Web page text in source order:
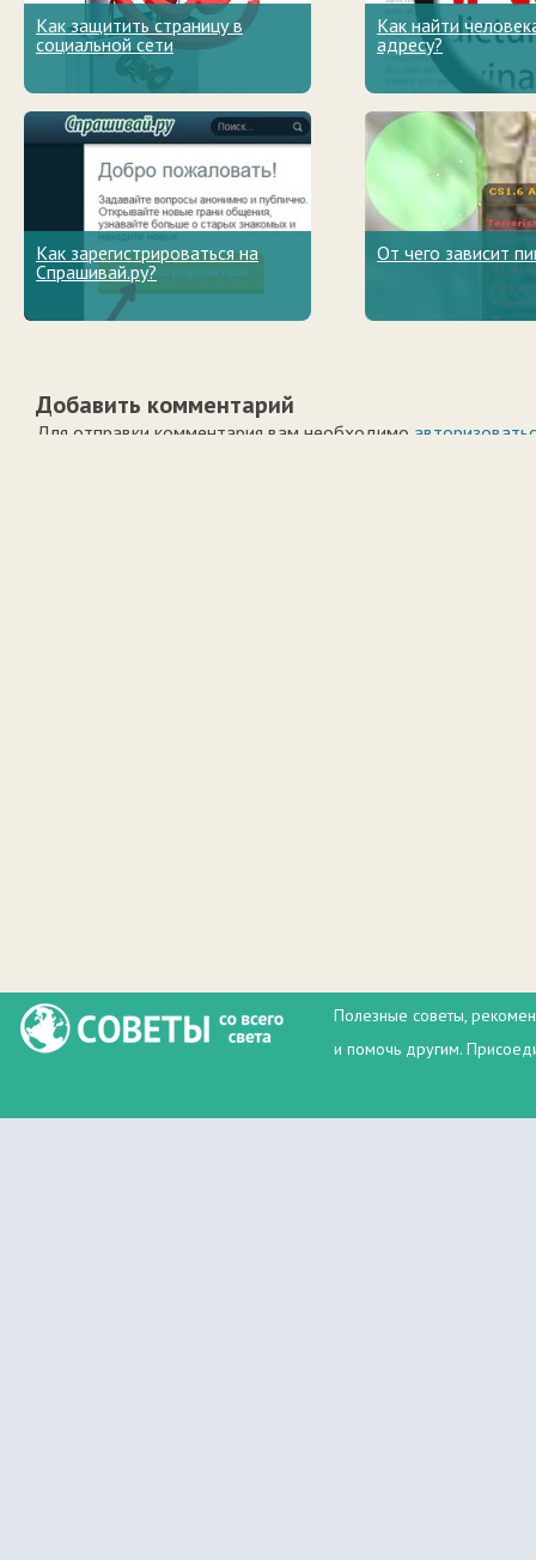
Как защитить страницу в
социальной сети
Как найти
адресу?
Как зарегистрироваться на
Спрашивай.ру?
От чего зависит
Добавить комментарий
Для отправки комментария вам необходимо
Полезные советы,
и помочь другим.